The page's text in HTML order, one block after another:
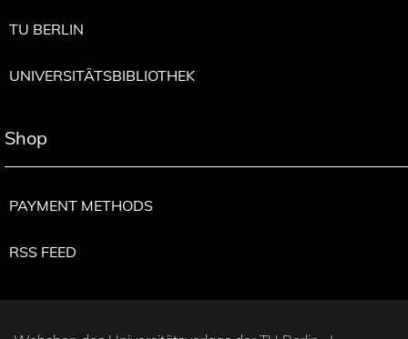
TU BERLIN
UNIVERSITÄTSBIBLIOTHEK
Shop
PAYMENT METHODS
RSS FEED